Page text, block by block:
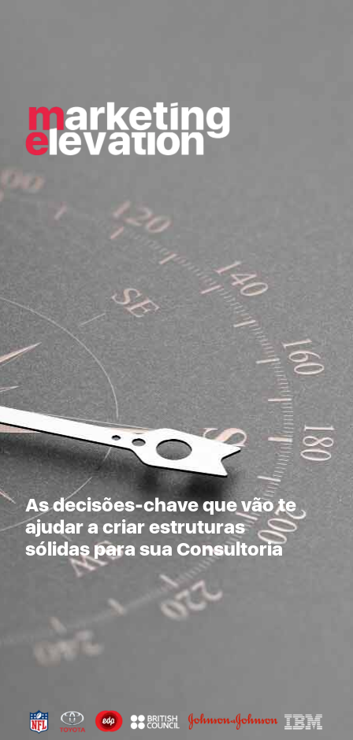
As decisões-chave que vão te
ajudar a criar estruturas
sólidas para sua Consultoria